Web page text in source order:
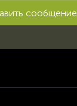
сообщение